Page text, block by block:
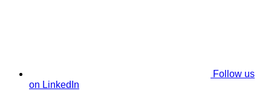
Follow us
on LinkedIn